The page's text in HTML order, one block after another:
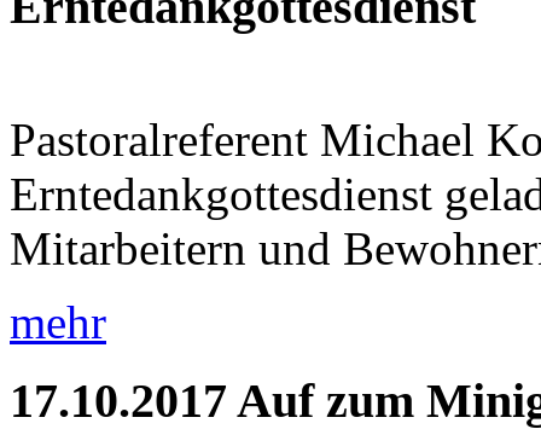
Pastoralreferent Michael
Erntedankgottesdienst
Mitarbeitern und
mehr
17.10.2017 Auf zum